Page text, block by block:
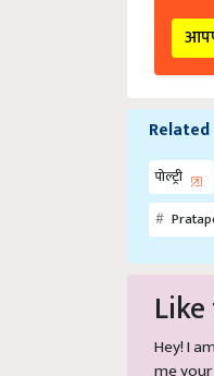
पोल्ट्री
Hey! I am
me